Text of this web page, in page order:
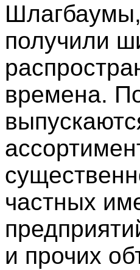
получили
времена.
частных
и прочих